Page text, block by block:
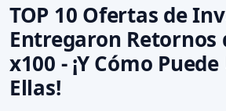
TOP 10 Ofertas de
Entregaron Retornos
x100 - ¡Y Cómo
Ellas!